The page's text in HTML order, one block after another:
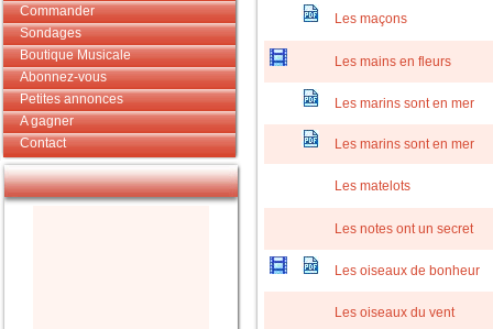
Commander
Sondages
Boutique Musicale
Abonnez-vous
Petites annonces
A gagner
Contact
Les maçons
Les mains en fleurs
Les marins sont en mer
Les marins sont en mer
Les matelots
Les notes ont un secret
Les oiseaux de bonheur
Les oiseaux du vent